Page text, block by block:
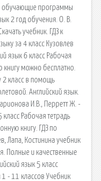
обучающие программы
2 год обучения. О. В.
учебник. ГДЗ к
за 4 класс Кузовлев
язык 6 класс Рабочая
книгу можно бесплатно.
2 класс в помощь
Aнглийский язык.
И.В., Перретт Ж. -
Рабочая тетрадь
книгу. ГДЗ по
Лапа, Костинина учебник
Полные и качественные
язык 5 класс
1 - 11 классов Учебник